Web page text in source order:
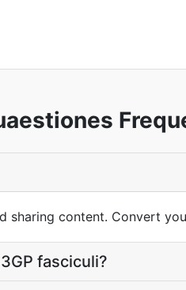
sharing content. Convert
fasciculi?